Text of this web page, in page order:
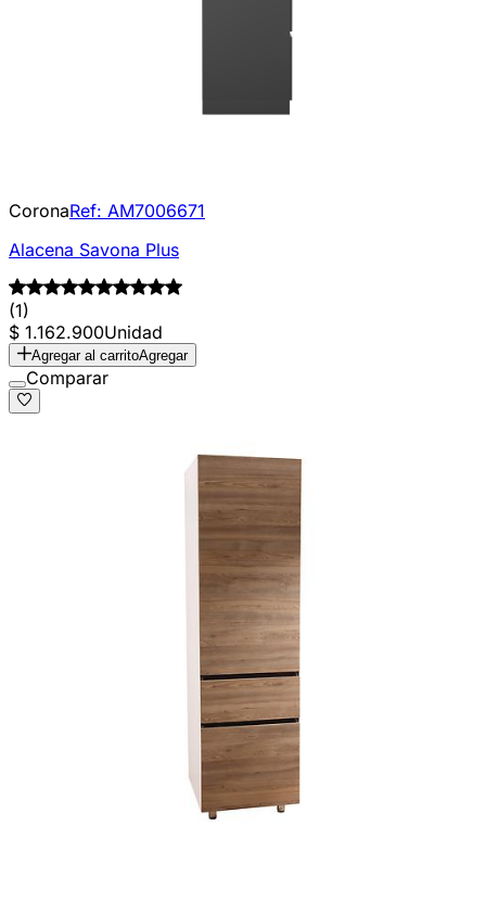
CoronaRef: AM7006671
Alacena Savona Plus
(1)
$ 1.162.900Unidad
Agregar al carritoAgregar
Comparar